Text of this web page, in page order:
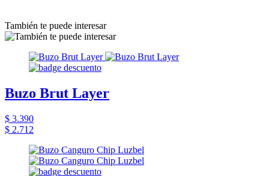
También te puede interesar
Buzo Brut Layer
$ 3.390
$ 2.712